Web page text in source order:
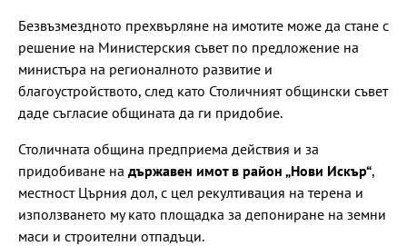
Безвъзмездното прехвърляне на имотите може да стане с
решение на Министерския съвет по предложение на
министъра на регионалното развитие и
благоустройството, след като Столичният общински съвет
даде съгласие общината да ги придобие.
Столичната община предприема действия и за
придобиване на държавен имот в район „Нови Искър“,
местност Църния дол, с цел рекултивация на терена и
използването му като площадка за депониране на земни
маси и строителни отпадъци.